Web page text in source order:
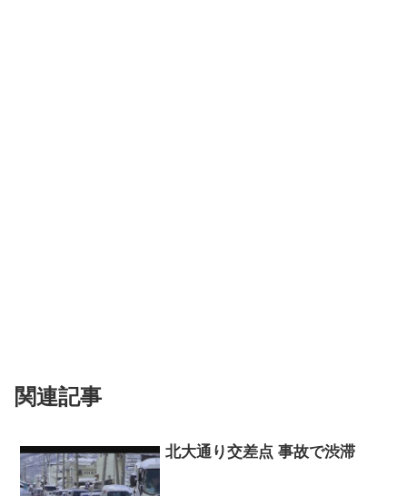
関連記事
北大通り交差点 事故で渋滞